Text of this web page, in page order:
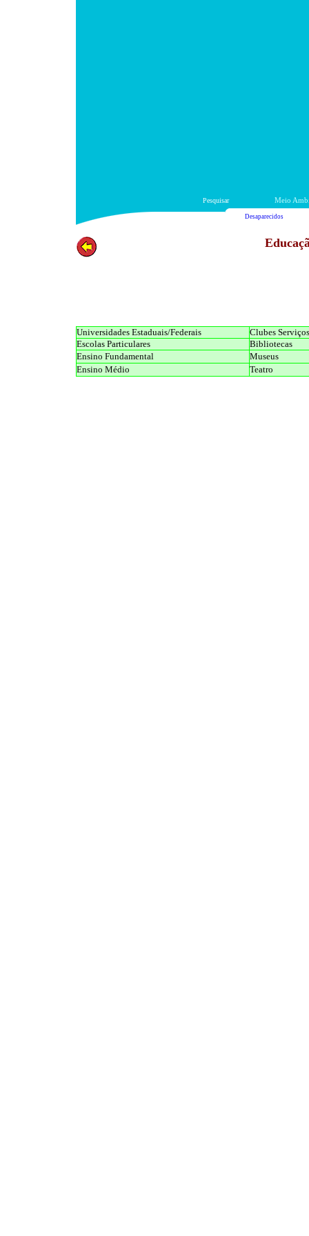
Pesquisar Meio
Desaparecidos
Universidades Estaduais/Federais
Clubes
Escolas Particulares
Bibliotecas
Ensino Fundamental
Museus
Ensino Médio
Teatro